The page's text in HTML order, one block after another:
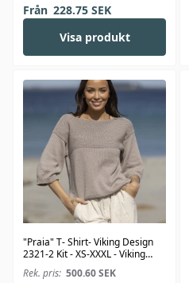
Från 228.75SEK
Visa produkt
"Praia" T- Shirt- Viking Design
2321-2 Kit - XS-XXXL - Viking
Bjørk
Rek. pris: 500.60SEK